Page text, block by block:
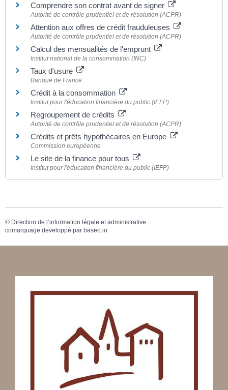
Comprendre son contrat avant de signer
Autorité de contrôle prudentiel et de résolution (ACPR)
Attention aux offres de crédit frauduleuses
Autorité de contrôle prudentiel et de résolution (ACPR)
Calcul des mensualités de l'emprunt
Institut national de la consommation (INC)
Taux d'usure
Banque de France
Crédit à la consommation
Institut pour l'éducation financière du public (IEFP)
Regroupement de crédits
Autorité de contrôle prudentiel et de résolution (ACPR)
Crédits et prêts hypothécaires en Europe
Commission européenne
Le site de la finance pour tous
Institut pour l'éducation financière du public (IEFP)
© Direction de l’information légale et administrative
comarquage developpé par baseo.io